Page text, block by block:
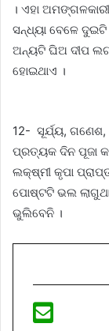
। ଏହା
ସନ୍ଧ୍ୟା ବେଳେ
ଅନ୍ୟଟି ଘିଅ ଦୀପ
ହୋଇଥାଏ ।
12- ସୂର୍ଯ୍ୟ, ଗଣେଶ,
ପ୍ରତ୍ୟକ ଦିନ ପୂଜା
ଲକ୍ଷ୍ମୀ କୃପା
ପୋଷ୍ଟଟି ଭଲ
ଭୁଲିବେନି ।